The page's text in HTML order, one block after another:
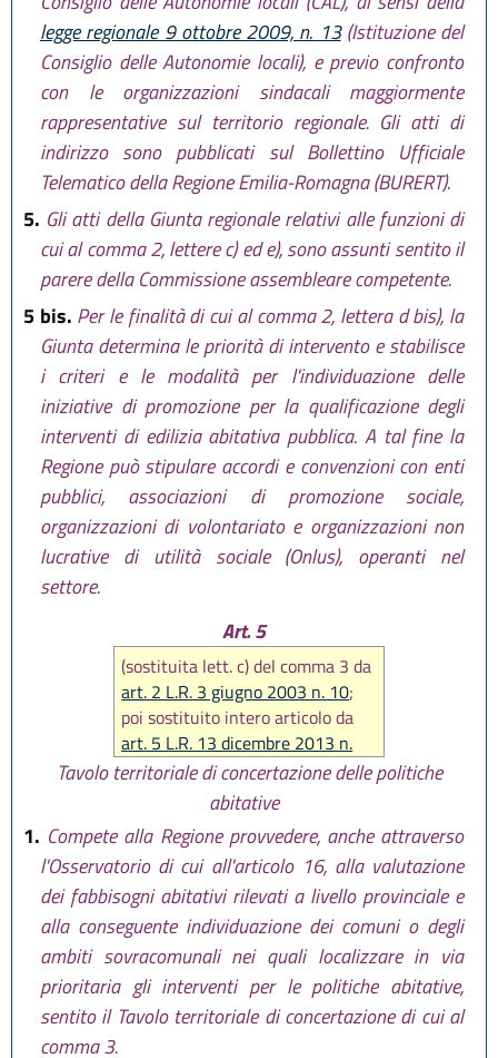
legge regionale 9 ottobre 2009, n. 13(Istituzione del
Consiglio delle Autonomie locali), e previo confronto
con le organizzazioni sindacali maggiormente
rappresentative sul territorio regionale. Gli atti di
indirizzo sono pubblicati sul Bollettino Ufficiale
Telematico della Regione Emilia-Romagna (BURERT).
5. Gli atti della Giunta regionale relativi alle funzioni di
cui al comma 2, lettere c) ed e), sono assunti sentito il
parere della Commissione assembleare competente.
5 bis. Per le finalità di cui al comma 2, lettera d bis), la
Giunta determina le priorità di intervento e stabilisce
i criteri e le modalità per l'individuazione delle
iniziative di promozione per la qualificazione degli
interventi di edilizia abitativa pubblica. A tal fine la
Regione può stipulare accordi e convenzioni con enti
pubblici, associazioni di promozione sociale,
organizzazioni di volontariato e organizzazioni non
lucrative di utilità sociale (Onlus), operanti nel
settore.
Art. 5
(sostituita lett. c) del comma 3 da
art. 2 L.R. 3 giugno 2003 n. 10;
poi sostituito intero articolo da
art. 5 L.R. 13 dicembre 2013 n.
24)
Tavolo territoriale di concertazione delle politiche
abitative
1. Compete alla Regione provvedere, anche attraverso
l'Osservatorio di cui all'articolo 16, alla valutazione
dei fabbisogni abitativi rilevati a livello provinciale e
alla conseguente individuazione dei comuni o degli
ambiti sovracomunali nei quali localizzare in via
prioritaria gli interventi per le politiche abitative,
sentito il Tavolo territoriale di concertazione di cui al
comma 3.